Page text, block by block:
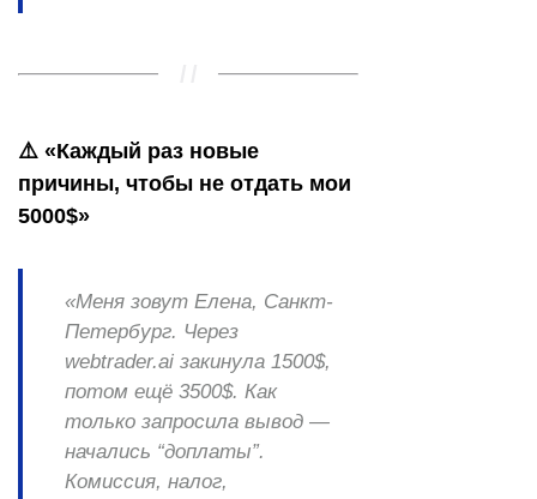
⚠️ «Каждый раз новые
причины, чтобы не отдать мои
5000$»
«Меня зовут Елена, Санкт-
Петербург. Через
webtrader.ai закинула 1500$,
потом ещё 3500$. Как
только запросила вывод —
начались “доплаты”.
Комиссия, налог,